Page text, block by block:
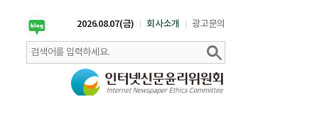
2026.08.07(금) 회사소개 광고문의